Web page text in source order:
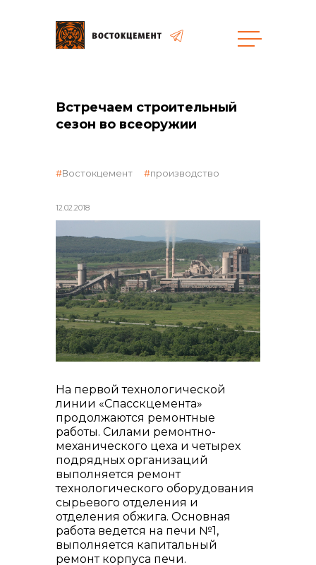
реализация неликвидов
контакты отдела закупок
Встречаем строительный
сезон во всеоружии
12.02.2018
Востокцемент производство
На первой технологической
линии «Спасскцемента»
продолжаются ремонтные
работы. Силами ремонтно-
механического цеха и четырех
подрядных организаций
выполняется ремонт
технологического оборудования
сырьевого отделения и
отделения обжига. Основная
работа ведется на печи №1,
выполняется капитальный
ремонт корпуса печи.